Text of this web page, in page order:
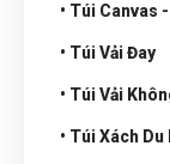
• Túi Canvas
• Túi Vải Đay
• Túi Vải
• Túi Xách Du